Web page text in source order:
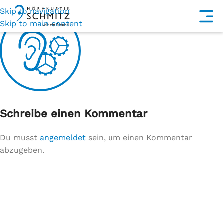
Skip to navigation
Skip to main content
Schreibe einen Kommentar
Du musst angemeldet sein, um einen Kommentar
abzugeben.